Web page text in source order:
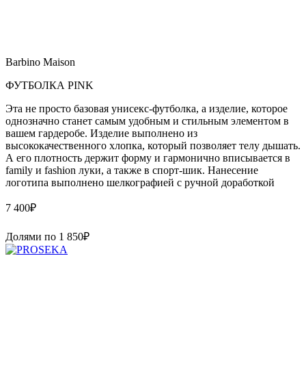
Barbino Maison
ФУТБОЛКА PINK
Эта не просто базовая унисекс-футболка, а изделие, которое
однозначно станет самым удобным и стильным элементом в
вашем гардеробе. Изделие выполнено из
высококачественного хлопка, который позволяет телу дышать.
А его плотность держит форму и гармонично вписывается в
family и fashion луки, а также в спорт-шик. Нанесение
логотипа выполнено шелкографией с ручной доработкой
7 400₽
Долями по 1 850₽